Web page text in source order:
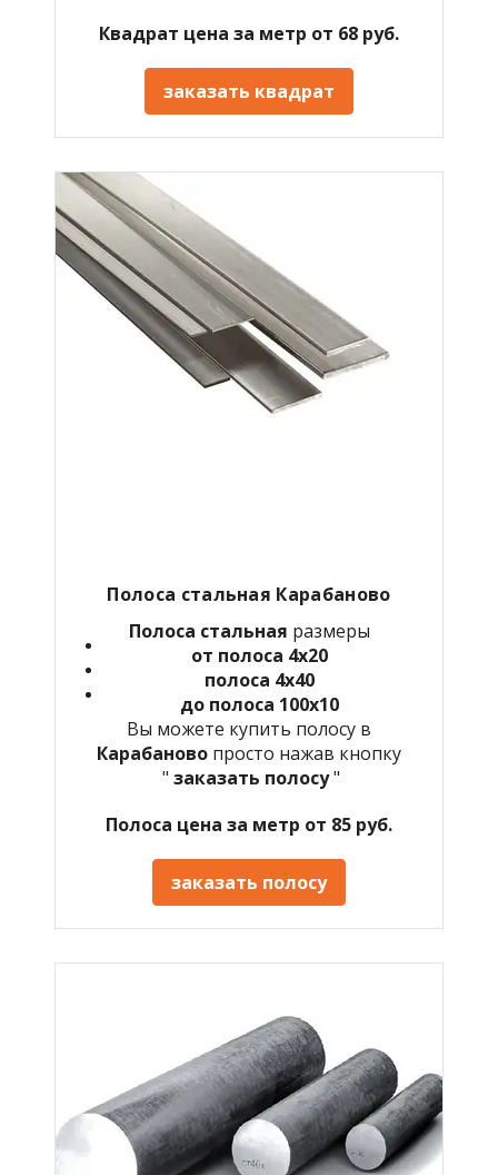
Квадрат цена за метр от 68 руб.
заказать квадрат
Полоса стальная Карабаново
Полоса стальная размеры
от полоса 4х20
полоса 4х40
до полоса 100х10
Вы можете купить полосу в
Карабаново просто нажав кнопку
" заказать полосу"
Полоса цена за метр от 85 руб.
заказать полосу